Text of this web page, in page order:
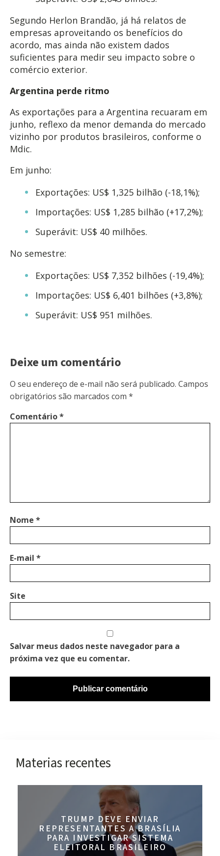
Segundo Herlon Brandão, já há relatos de
empresas aproveitando os benefícios do
acordo, mas ainda não existem dados
suficientes para medir seu impacto sobre o
comércio exterior.
Argentina perde ritmo
As exportações para a Argentina recuaram em
junho, reflexo da menor demanda do mercado
vizinho por produtos brasileiros, conforme o
Mdic.
Em junho:
Exportações: US$ 1,325 bilhão (-18,1%);
Importações: US$ 1,285 bilhão (+17,2%);
Superávit: US$ 40 milhões.
No semestre:
Exportações: US$ 7,352 bilhões (-19,4%);
Importações: US$ 6,401 bilhões (+3,8%);
Superávit: US$ 951 milhões.
Deixe um comentário
O seu endereço de e-mail não será publicado. Campos
obrigatórios são marcados com *
Comentário*
Nome *
E-mail *
Site
Salvar meus dados neste navegador para a
próxima vez que eu comentar.
Materias recentes
TRUMP DEVE ENVIAR
REPRESENTANTES A BRASÍLIA
PARA INVESTIGAR SISTEMA
ELEITORAL BRASILEIRO